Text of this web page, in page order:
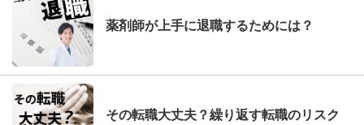
薬剤師が上手に退職するためには？
その転職大丈夫？繰り返す転職のリスク